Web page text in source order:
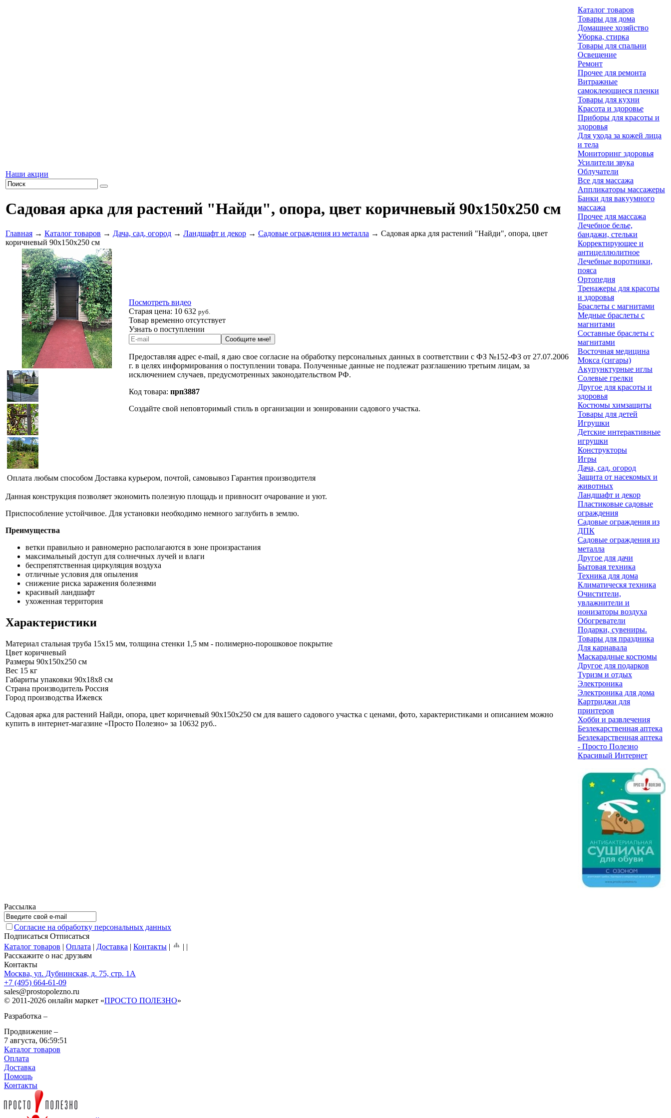
Наши акции
Садовая арка для растений "Найди", опора, цвет коричневый 90х150х250 см
Главная → Каталог товаров → Дача, сад, огород → Ландшафт и декор → Садовые ограждения из металла → Садовая арка для растений "Найди", опора, цвет
коричневый 90х150х250 см
Посмотреть видео
Старая цена: 10 632 руб.
Товар временно отсутствует
Узнать о поступлении
Сообщите мне!
Предоставляя адрес e-mail, я даю свое согласие на обработку персональных данных в соответствии с ФЗ №152-ФЗ от 27.07.2006
г. в целях информирования о поступлении товара. Полученные данные не подлежат разглашению третьим лицам, за
исключением случаев, предусмотренных законодательством РФ.
Код товара: прп3887
Создайте свой неповторимый стиль в организации и зонировании садового участка.
Оплата любым способом Доставка курьером, почтой, самовывоз Гарантия производителя
Данная конструкция позволяет экономить полезную площадь и привносит очарование и уют.
Приспособление устойчивое. Для установки необходимо немного заглубить в землю.
Преимущества
ветки правильно и равномерно располагаются в зоне произрастания
максимальный доступ для солнечных лучей и влаги
беспрепятственная циркуляция воздуха
отличные условия для опыления
снижение риска заражения болезнями
красивый ландшафт
ухоженная территория
Характеристики
Материал стальная труба 15х15 мм, толщина стенки 1,5 мм - полимерно-порошковое покрытие
Цвет коричневый
Размеры 90x150x250 см
Вес 15 кг
Габариты упаковки 90x18x8 см
Страна производитель Россия
Город производства Ижевск
Садовая арка для растений Найди, опора, цвет коричневый 90х150х250 см для вашего садового участка с ценами, фото, характеристиками и описанием можно
купить в интернет-магазине «Просто Полезно» за 10632 руб..
Каталог товаров
Товары для дома
Домашнее хозяйство
Уборка, стирка
Товары для спальни
Освещение
Ремонт
Прочее для ремонта
Витражные
самоклеющиеся пленки
Товары для кухни
Красота и здоровье
Приборы для красоты и
здоровья
Для ухода за кожей лица
и тела
Мониторинг здоровья
Усилители звука
Облучатели
Все для массажа
Аппликаторы массажеры
Банки для вакуумного
массажа
Прочее для массажа
Лечебное белье,
бандажи, стельки
Корректирующее и
антицеллюлитное
Лечебные воротники,
пояса
Ортопедия
Тренажеры для красоты
и здоровья
Браслеты с магнитами
Медные браслеты с
магнитами
Составные браслеты с
магнитами
Восточная медицина
Мокса (сигары)
Акупунктурные иглы
Солевые грелки
Другое для красоты и
здоровья
Костюмы химзащиты
Товары для детей
Игрушки
Детские интерактивные
игрушки
Конструкторы
Игры
Дача, сад, огород
Защита от насекомых и
животных
Ландшафт и декор
Пластиковые садовые
ограждения
Садовые ограждения из
ДПК
Садовые ограждения из
металла
Другое для дачи
Бытовая техника
Техника для дома
Климатическя техника
Очистители,
увлажнители и
ионизаторы воздуха
Обогреватели
Подарки, сувениры.
Товары для праздника
Для карнавала
Маскарадные костюмы
Другое для подарков
Туризм и отдых
Электроника
Электроника для дома
Картриджи для
принтеров
Хобби и развлечения
Безлекарственная аптека
Безлекарственная аптека
- Просто Полезно
Красивый Интернет
Рассылка
Согласие на обработку персональных данных
Подписаться Отписаться
Каталог товаров | Оплата | Доставка | Контакты | | |
Расскажите о нас друзьям
Контакты
Москва, ул. Дубнинская, д. 75, стр. 1А
+7 (495) 664-61-09
sales@prostopolezno.ru
© 2011-2026 онлайн маркет «ПРОСТО ПОЛЕЗНО»
Разработка –
Продвижение –
7 августа, 06:59:51
Каталог товаров
Оплата
Доставка
Помощь
Контакты